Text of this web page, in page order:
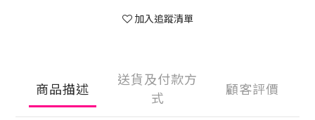
加入追蹤清單
商品描述
送貨及付款方
式
顧客評價